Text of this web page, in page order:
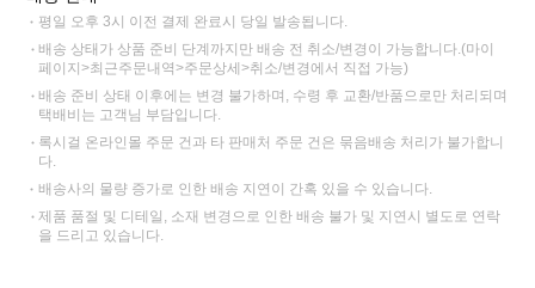
평일 오후 3시 이전 결제 완료시 당일 발송됩니다.
배송 상태가 상품 준비 단계까지만 배송 전 취소/변경이 가능합니다.(마이
페이지>최근주문내역>주문상세>취소/변경에서 직접 가능)
배송 준비 상태 이후에는 변경 불가하며, 수령 후 교환/반품으로만 처리되며
택배비는 고객님 부담입니다.
록시걸 온라인몰 주문 건과 타 판매처 주문 건은 묶음배송 처리가 불가합니
다.
배송사의 물량 증가로 인한 배송 지연이 간혹 있을 수 있습니다.
제품 품절 및 디테일, 소재 변경으로 인한 배송 불가 및 지연시 별도로 연락
을 드리고 있습니다.